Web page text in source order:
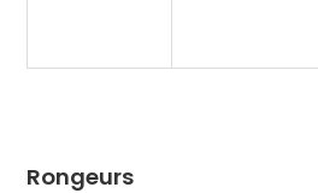
Rongeurs